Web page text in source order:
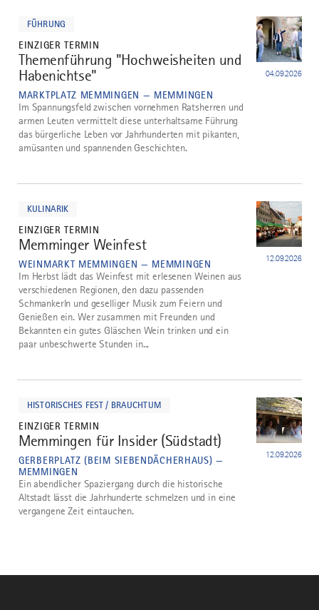
FÜHRUNG
EINZIGER TERMIN
3
Themenführung "Hochweisheiten und
Habenichtse"
MARKTPLATZ MEMMINGEN — MEMMINGEN
04.09.2026
Im Spannungsfeld zwischen vornehmen Ratsherren und
armen Leuten vermittelt diese unterhaltsame Führung
das bürgerliche Leben vor Jahrhunderten mit pikanten,
amüsanten und spannenden Geschichten.
KULINARIK
EINZIGER TERMIN
4
Memminger Weinfest
WEINMARKT MEMMINGEN — MEMMINGEN 12.09.2026
Im Herbst lädt das Weinfest mit erlesenen Weinen aus
verschiedenen Regionen, den dazu passenden
Schmankerln und geselliger Musik zum Feiern und
Genießen ein. Wer zusammen mit Freunden und
Bekannten ein gutes Gläschen Wein trinken und ein
paar unbeschwerte Stunden in...
HISTORISCHES FEST / BRAUCHTUM
EINZIGER TERMIN
5
Memmingen für Insider (Südstadt)
GERBERPLATZ (BEIM SIEBENDÄCHERHAUS) —
MEMMINGEN
12.09.2026
Ein abendlicher Spaziergang durch die historische
Altstadt lässt die Jahrhunderte schmelzen und in eine
vergangene Zeit eintauchen.